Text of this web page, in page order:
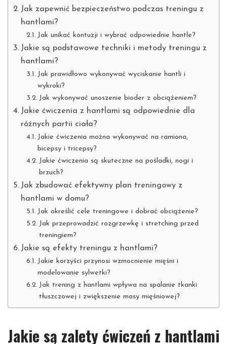
Jak zapewnić bezpieczeństwo podczas treningu z
hantlami?
Jak unikać kontuzji i wybrać odpowiednie hantle?
Jakie są podstawowe techniki i metody treningu z
hantlami?
Jak prawidłowo wykonywać wyciskanie hantli i
wykroki?
Jak wykonywać unoszenie bioder z obciążeniem?
Jakie ćwiczenia z hantlami są odpowiednie dla
różnych partii ciała?
Jakie ćwiczenia można wykonywać na ramiona,
bicepsy i tricepsy?
Jakie ćwiczenia są skuteczne na pośladki, nogi i
brzuch?
Jak zbudować efektywny plan treningowy z
hantlami w domu?
Jak określić cele treningowe i dobrać obciążenie?
Jak przeprowadzić rozgrzewkę i stretching przed
treningiem?
Jakie są efekty treningu z hantlami?
Jakie korzyści przynosi wzmocnienie mięśni i
modelowanie sylwetki?
Jak trening z hantlami wpływa na spalanie tkanki
tłuszczowej i zwiększenie masy mięśniowej?
Jakie są zalety ćwiczeń z hantlami